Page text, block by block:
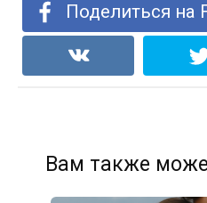
Поделиться на
Вам также